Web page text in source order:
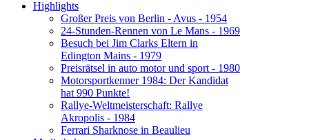
Highlights
Großer Preis von Berlin - Avus - 1954
24-Stunden-Rennen von Le Mans - 1969
Besuch bei Jim Clarks Eltern in
Edington Mains - 1979
Preisrätsel in auto motor und sport - 1980
Motorsportkenner 1984: Der Kandidat
hat 990 Punkte!
Rallye-Weltmeisterschaft: Rallye
Akropolis - 1984
Ferrari Sharknose in Beaulieu